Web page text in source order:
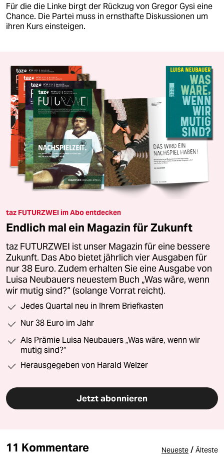
Für die die Linke birgt der Rückzug von Gregor Gysi eine
Chance. Die Partei muss in ernsthafte Diskussionen um
ihren Kurs einsteigen.
taz FUTURZWEI im Abo entdecken
Endlich mal ein Magazin für Zukunft
taz FUTURZWEI ist unser Magazin für eine bessere
Zukunft. Das Abo bietet jährlich vier Ausgaben für
nur 38 Euro. Zudem erhalten Sie eine Ausgabe von
Luisa Neubauers neuestem Buch „Was wäre, wenn
wir mutig sind?“ (solange Vorrat reicht).
Jedes Quartal neu in Ihrem Briefkasten
Nur 38 Euro im Jahr
Als Prämie Luisa Neubauers „Was wäre, wenn wir
mutig sind?“
Herausgegeben von Harald Welzer
Jetzt abonnieren
11 Kommentare Neueste / Älteste